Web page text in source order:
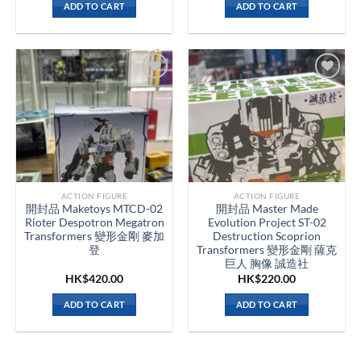
ADD TO CART ADD TO CART
ACTION FIGURE
開封品 Maketoys MTCD-02
Rioter Despotron Megatron
Transformers 變形金剛 麥加
登
HK$420.00
ADD TO CART
ACTION FIGURE
開封品 Master Made
Evolution Project ST-02
Destruction Scoprion
Transformers 變形金剛 薩克
巨人 胸像 誠造社
HK$220.00
ADD TO CART